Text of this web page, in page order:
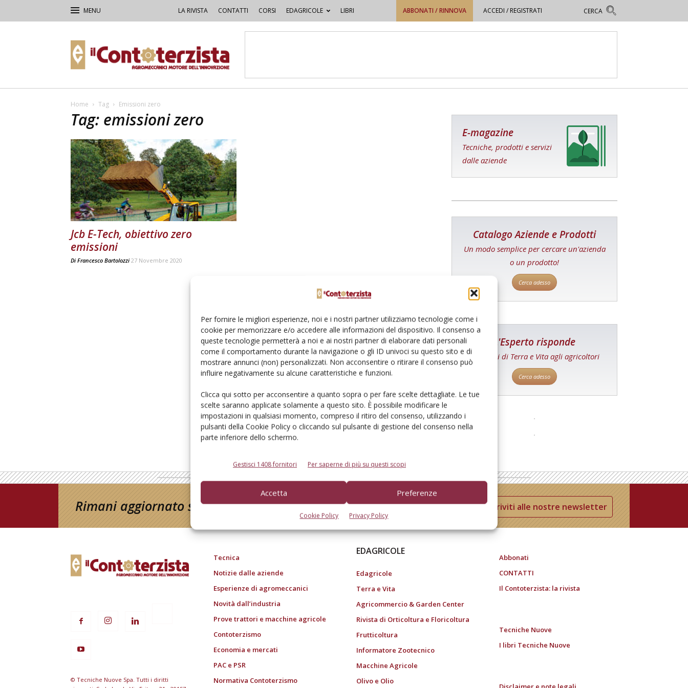
Per fornire le migliori esperienze, noi e i nostri partner utilizziamo tecnologie come i
cookie per memorizzare e/o accedere alle informazioni del dispositivo. Il consenso a
queste tecnologie permetterà a noi e ai nostri partner di elaborare dati personali
come il comportamento durante la navigazione o gli ID univoci su questo sito e di
mostrare annunci (non) personalizzati. Non acconsentire o ritirare il consenso può
influire negativamente su alcune caratteristiche e funzioni.
Clicca qui sotto per acconsentire a quanto sopra o per fare scelte dettagliate. Le tue
scelte saranno applicate solamente a questo sito. È possibile modificare le
impostazioni in qualsiasi momento, compreso il ritiro del consenso, utilizzando i
pulsanti della Cookie Policy o cliccando sul pulsante di gestione del consenso nella
parte inferiore dello schermo.
Gestisci 1408 fornitori Per saperne di più su questi scopi
Accetta Preferenze
Cookie Policy Privacy Policy
LA RIVISTA CONTATTI CORSI EDAGRICOLE LIBRI ABBONATI / RINNOVA ACCEDI / REGISTRATI
Contoterzista
Home Tag Emissioni zero
Tag: emissioni zero
Jcb E-Tech, obiettivo zero
emissioni
Di Francesco Bartolozzi 27 Novembre 2020
E-magazine
Tecniche, prodotti e servizi
dalle aziende
Catalogo Aziende e Prodotti
Un modo semplice per cercare un'azienda
o un prodotto!
Cerca adesso
L'Esperto risponde
I consigli di Terra e Vita agli agricoltori
Cerca adesso
Rimani aggiornato sul mondo dell’agricoltura Iscriviti alle nostre newsletter
© Tecniche Nuove Spa. Tutti i diritti
Tecnica
Notizie dalle aziende
Esperienze di agromeccanici
Novità dall’industria
Prove trattori e macchine agricole
Contoterzismo
Economia e mercati
PAC e PSR
Normativa Contoterzismo
EDAGRICOLE
Edagricole
Terra e Vita
Agricommercio & Garden Center
Rivista di Orticoltura e Floricoltura
Frutticoltura
Informatore Zootecnico
Macchine Agricole
Olivo e Olio
Abbonati
CONTATTI
Il Contoterzista: la rivista
Tecniche Nuove
I libri Tecniche Nuove